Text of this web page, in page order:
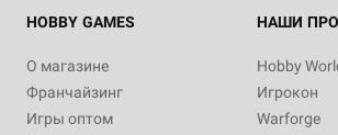
HOBBY GAMES
О магазине
Франчайзинг
Игры оптом
НАШИ
Hobby
Игрокон
Warforge